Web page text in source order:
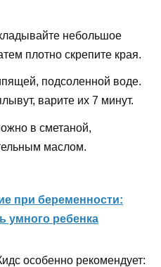
небольшое
плотно скрепите края.
подсоленной воде.
варите их 7 минут.
в сметаной,
маслом.
при беременности:
умного ребенка
особенно рекомендует: